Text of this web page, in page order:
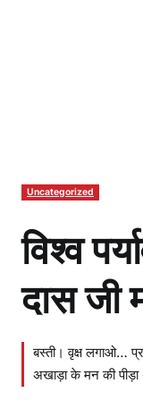
Uncategorized
विश्व
दास जी
बस्ती। वृक्ष लगाओ…
अखाड़ा के मन की